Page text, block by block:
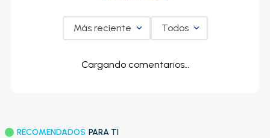
Más reciente Todos
Cargando comentarios…
RECOMENDADOS PARA TI